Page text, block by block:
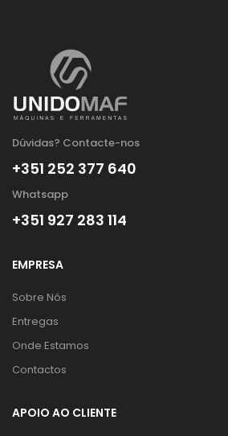
Dúvidas? Contacte-nos
+351 252 377 640
Whatsapp
+351 927 283 114
EMPRESA
Sobre Nós
Entregas
Onde Estamos
Contactos
APOIO AO CLIENTE